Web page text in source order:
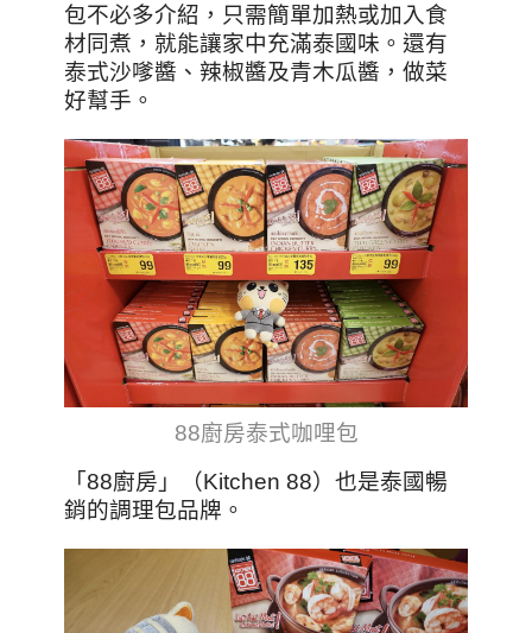
包不必多介紹，只需簡單加熱或加入食
材同煮，就能讓家中充滿泰國味。還有
泰式沙嗲醬、辣椒醬及青木瓜醬，做菜
好幫手。
88廚房泰式咖哩包
「88廚房」（Kitchen 88）也是泰國暢
銷的調理包品牌。